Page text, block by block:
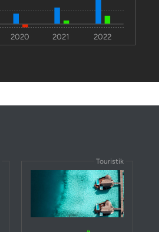
2020 2021 2022
Touristik